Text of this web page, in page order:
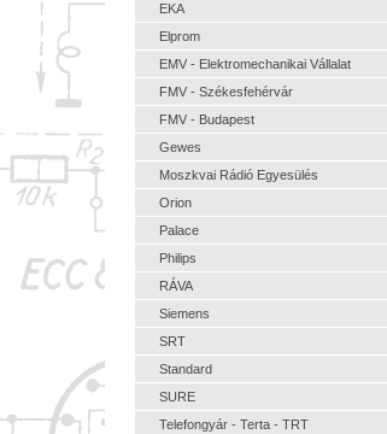
EKA
Elprom
EMV - Elektromechanikai Vállalat
FMV - Székesfehérvár
FMV - Budapest
Gewes
Moszkvai Rádió Egyesülés
Orion
Palace
Philips
RÁVA
Siemens
SRT
Standard
SURE
Telefongyár - Terta - TRT